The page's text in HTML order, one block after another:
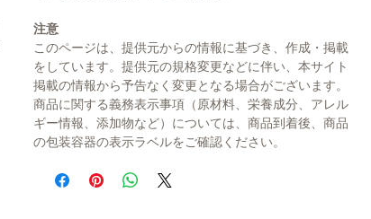
注意
このページは、提供元からの情報に基づき、作成・掲載
をしています。提供元の規格変更などに伴い、本サイト
掲載の情報から予告なく変更となる場合がございます。
商品に関する義務表示事項（原材料、栄養成分、アレル
ギー情報、添加物など）については、商品到着後、商品
の包装容器の表示ラベルをご確認ください。